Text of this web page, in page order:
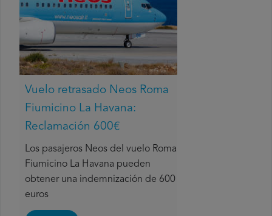
Vuelo retrasado Neos Roma
Fiumicino La Havana:
Reclamación 600€
Los pasajeros Neos del vuelo Roma
Fiumicino La Havana pueden
obtener una indemnización de 600
euros